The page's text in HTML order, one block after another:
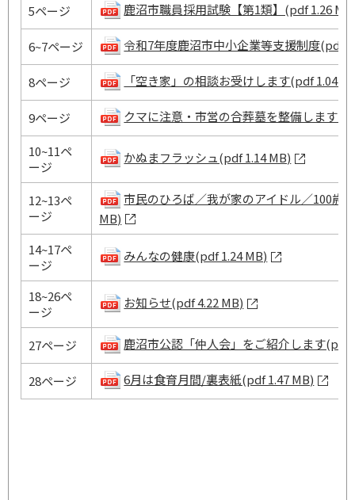
5ページ
鹿沼市職員採用試験【第1類】(pdf 1.26
6~7ページ 令和7年度鹿沼市中小企業等支援制度(pdf
8ページ 「空き家」の相談お受けします(pdf 1.04
9ページ クマに注意・市営の合葬墓を整備します
10~11ペ
ージ
かぬまフラッシュ(pdf 1.14 MB)
12~13ペ
ージ
市民のひろば／我が家のアイドル／100歳
MB)
14~17ペ
ージ
みんなの健康(pdf 1.24 MB)
18~26ペ
ージ
お知らせ(pdf 4.22 MB)
27ページ 鹿沼市公認「仲人会」をご紹介します(pdf
28ページ 6月は食育月間/裏表紙(pdf 1.47 MB)